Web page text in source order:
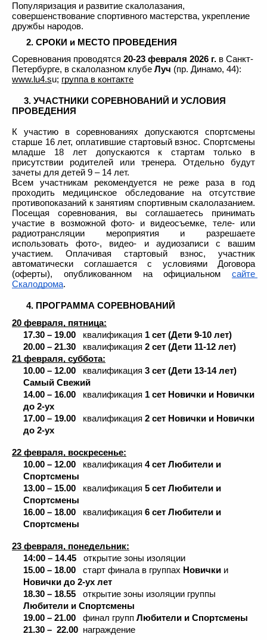
Популяризация и развитие скалолазания,
совершенствование спортивного мастерства, укрепление
дружбы народов.
2. СРОКИ и МЕСТО ПРОВЕДЕНИЯ
Соревнования проводятся 20-23 февраля 2026 г. в Санкт-
Петербурге, в скалолазном клубе Луч
www.lu4.su; группа в контакте
3. УЧАСТНИКИ СОРЕВНОВАНИЙ И УСЛОВИЯ
ПРОВЕДЕНИЯ
К участию в соревнованиях допускаются спортсмены
старше 16 лет, оплатившие стартовый взнос. Спортсмены
младше 18 лет допускаются к стартам только в
присутствии родителей или тренера. Отдельно будут
зачеты для детей 9 – 14 лет.
Всем участникам рекомендуется не реже раза в год
проходить медицинское обследование на отсутствие
противопоказаний к занятиям спортивным скалолазанием.
Посещая соревнования, вы соглашаетесь принимать
участие в возможной фото- и видеосъемке, теле- или
радиотрансляции мероприятия и разрешаете
использовать фото-, видео- и аудиозаписи с вашим
участием. Оплачивая стартовый взнос, участник
автоматически соглашается с условиями Договора
(оферты), опубликованном на официальном сайте
Скалодрома.
4. ПРОГРАММА СОРЕВНОВАНИЙ
20 февраля, пятница:
17.30 – 19.00 квалификация 1 сет (Дети 9-10 лет)
20.00 – 21.30 квалификация 2 сет (Дети 11-12 лет)
21 февраля, суббота:
10.00 – 12.00 квалификация 3 сет (Дети 13-14 лет)
Самый Свежий
14.00 – 16.00
квалификация 1 сет Новички и Новички
до 2-ух
17.00 – 19.00 квалификация 2 сет Новички и Новички
до 2-ух
22 февраля, воскресенье:
10.00 – 12.00 квалификация 4 сет Любители и
Спортсмены
13.00 – 15.00
квалификация 5 сет Любители и
Спортсмены
16.00 – 18.00 квалификация 6 сет Любители и
Спортсмены
23 февраля, понедельник:
14:00 – 14.45 открытие зоны изоляции
15.00 – 18.00 старт финала в группах Новички
и
Новички до 2-ух лет
18.30 – 18.55
Любители и Спортсмены
19.00 – 21.00 финал групп Любители и Спортсмены
21.30 –  22.00 награждение